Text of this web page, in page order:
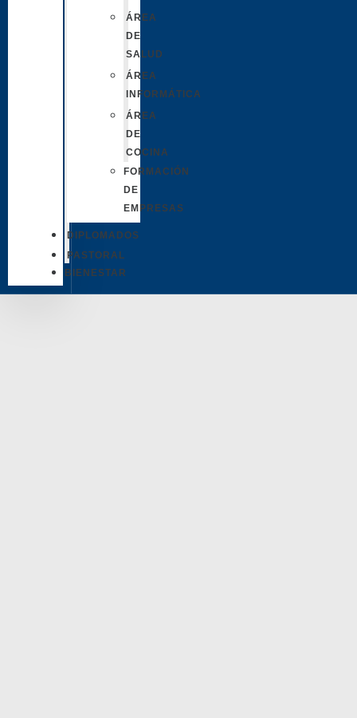
ÁREA
DE
SALUD
ÁREA
INFORMÁTICA
ÁREA
DE
COCINA
FORMACIÓN
DE
EMPRESAS
DIPLOMADOS
PASTORAL
BIENESTAR